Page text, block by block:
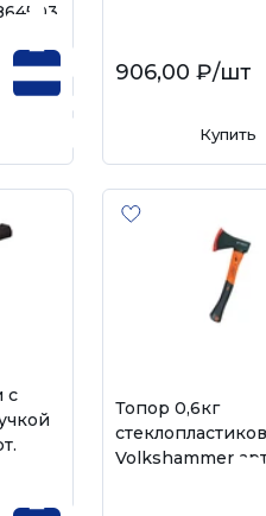
906,00 ₽/шт
Купить
с
Топор 0,6кг
Volkshammer